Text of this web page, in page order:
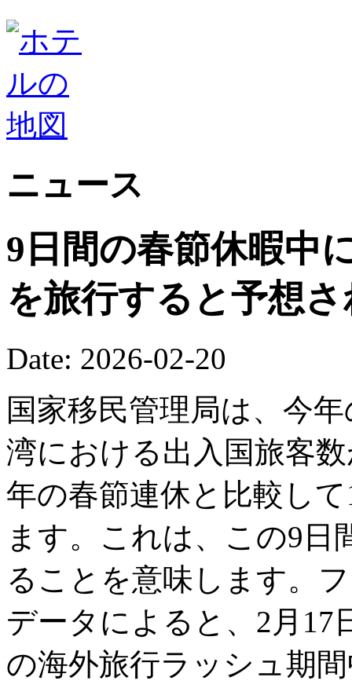
ニュース
9日間の春節休暇中
を旅行すると予想
Date: 2026-02-20
国家移民管理局は、今
湾における出入国旅客
年の春節連休と比較し
ます。これは、この9日
ることを意味します。
データによると、2月17
の海外旅行ラッシュ期